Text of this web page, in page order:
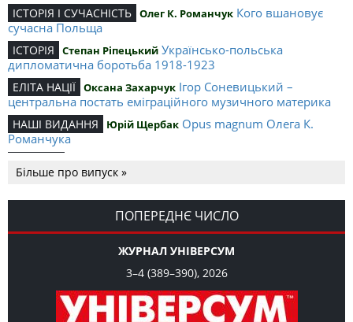
ІСТОРІЯ І СУЧАСНІСТЬ Олег К. Романчук Кого вшановує
сучасна Польща
ІСТОРІЯ Степан Ріпецький Українсько-польська
дипломатична боротьба 1918-1923
ЕЛІТА НАЦІЇ Оксана Захарчук Ігор Соневицький –
центральна постать еміграційного музичного материка
НАШІ ВИДАННЯ Юрій Щербак Opus magnum Олега К.
Романчука
Романчука
СЛОВО РЕДАКЦІЙНЕ Олег К. Романчук Журавель і синиця
як уособлення української політстратегії й тактики
Більше про випуск »
ПОПЕРЕДНЄ ЧИСЛО
ЖУРНАЛ УНІВЕРСУМ
3–4 (389–390), 2026